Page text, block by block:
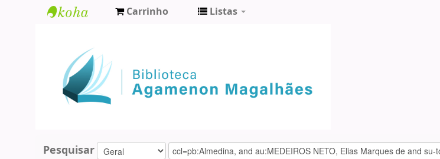
Agamenon
Magalhães
Carrinho Listas
Pesquisar